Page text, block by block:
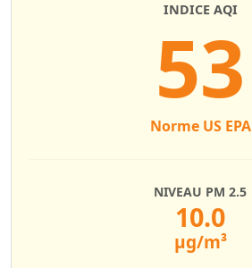
INDICE AQI
53
Norme US EPA
NIVEAU PM 2.5
10.0
µg/m³